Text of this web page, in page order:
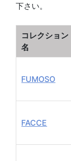
下さい。
コレクション
名
FUMOSO
FACCE